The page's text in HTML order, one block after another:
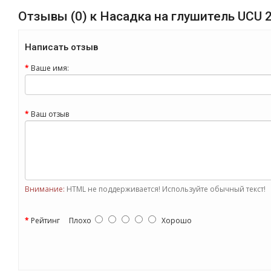
Отзывы (0) к Насадка на глушитель UCU
Написать отзыв
Ваше имя:
Ваш отзыв
Внимание: HTML не поддерживается! Используйте обычный текст!
Рейтинг Плохо Хорошо